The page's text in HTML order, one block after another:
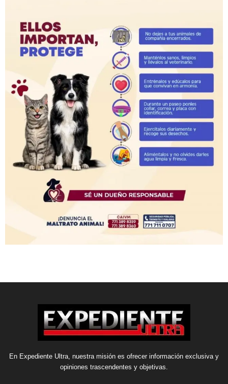
En Expediente Ultra, nuestra misión es ofrecer información exclusiva y
opiniones trascendentes y objetivas.